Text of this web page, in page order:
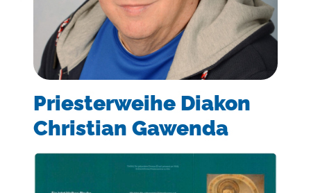
Priesterweihe Diakon
Christian Gawenda